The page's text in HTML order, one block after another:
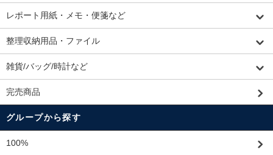
レポート用紙・メモ・便箋など
整理収納用品・ファイル
雑貨/バッグ/時計など
完売商品
グループから探す
100%